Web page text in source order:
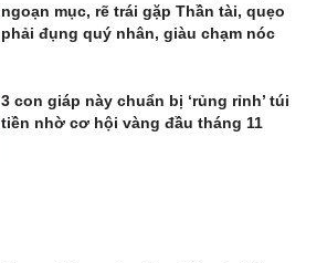
ngoạn mục, rẽ trái gặp Thần tài, quẹo
phải đụng quý nhân, giàu chạm nóc
3 con giáp này chuẩn bị ‘rủng rỉnh’ túi
tiền nhờ cơ hội vàng đầu tháng 11